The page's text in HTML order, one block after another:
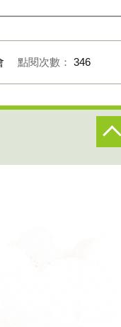
點閱次數： 346